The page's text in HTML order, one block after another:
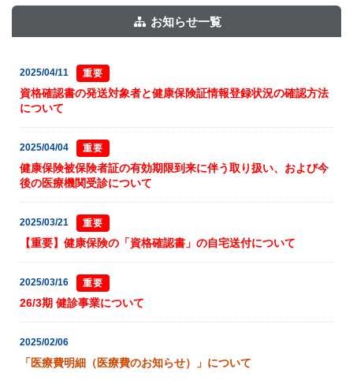
お知らせ一覧
2025/04/11 重要
資格確認書の発送対象者と健康保険証情報登録状況の確認方法
について
2025/04/04 重要
健康保険被保険者証の有効期限到来に伴う取り扱い、および今
後の医療機関受診について
2025/03/21 重要
【重要】健康保険の「資格確認書」の自宅送付について
2025/03/16 重要
26/3期 健診事業について
2025/02/06
「医療費明細（医療費のお知らせ）」について